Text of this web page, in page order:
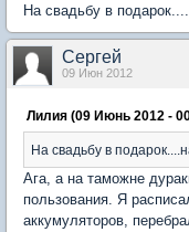
На свадьбу в
Сергей
09 Июн 2012
Лилия (09 Июнь 2012 -
На свадьбу в
Ага, а на таможне
пользования. Я
аккумуляторов,